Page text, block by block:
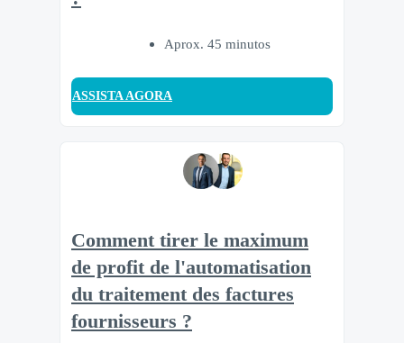
Aprox. 45 minutos
ASSISTA AGORA
Comment tirer le maximum
de profit de l'automatisation
du traitement des factures
fournisseurs ?